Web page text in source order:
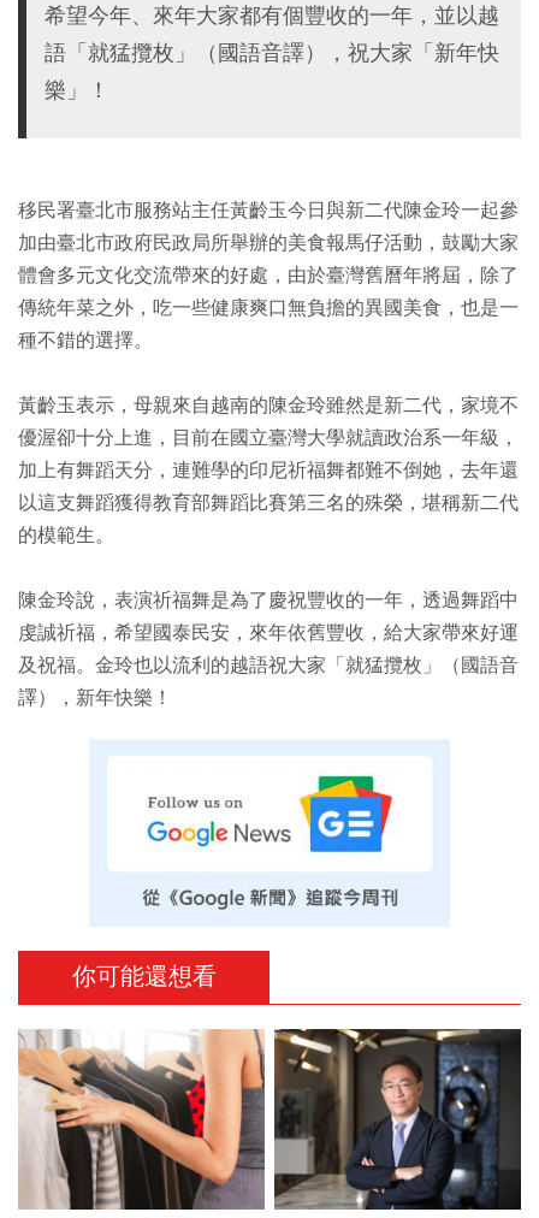
希望今年、來年大家都有個豐收的一年，並以越
語「就猛攬枚」（國語音譯），祝大家「新年快
樂」！
移民署臺北市服務站主任黃齡玉今日與新二代陳金玲一起參
加由臺北市政府民政局所舉辦的美食報馬仔活動，鼓勵大家
體會多元文化交流帶來的好處，由於臺灣舊曆年將屆，除了
傳統年菜之外，吃一些健康爽口無負擔的異國美食，也是一
種不錯的選擇。
黃齡玉表示，母親來自越南的陳金玲雖然是新二代，家境不
優渥卻十分上進，目前在國立臺灣大學就讀政治系一年級，
加上有舞蹈天分，連難學的印尼祈福舞都難不倒她，去年還
以這支舞蹈獲得教育部舞蹈比賽第三名的殊榮，堪稱新二代
的模範生。
陳金玲說，表演祈福舞是為了慶祝豐收的一年，透過舞蹈中
虔誠祈福，希望國泰民安，來年依舊豐收，給大家帶來好運
及祝福。金玲也以流利的越語祝大家「就猛攬枚」（國語音
譯），新年快樂！
你可能還想看